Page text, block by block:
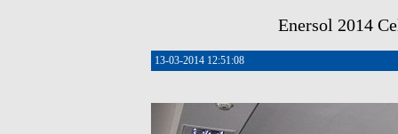
Enersol 2014
13-03-2014 12:51:08